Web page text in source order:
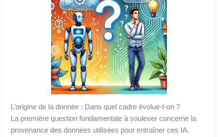
L’origine de la donnée : Dans quel cadre évolue-t-on ?
La première question fondamentale à soulever concerne la
provenance des données utilisées pour entraîner ces IA.